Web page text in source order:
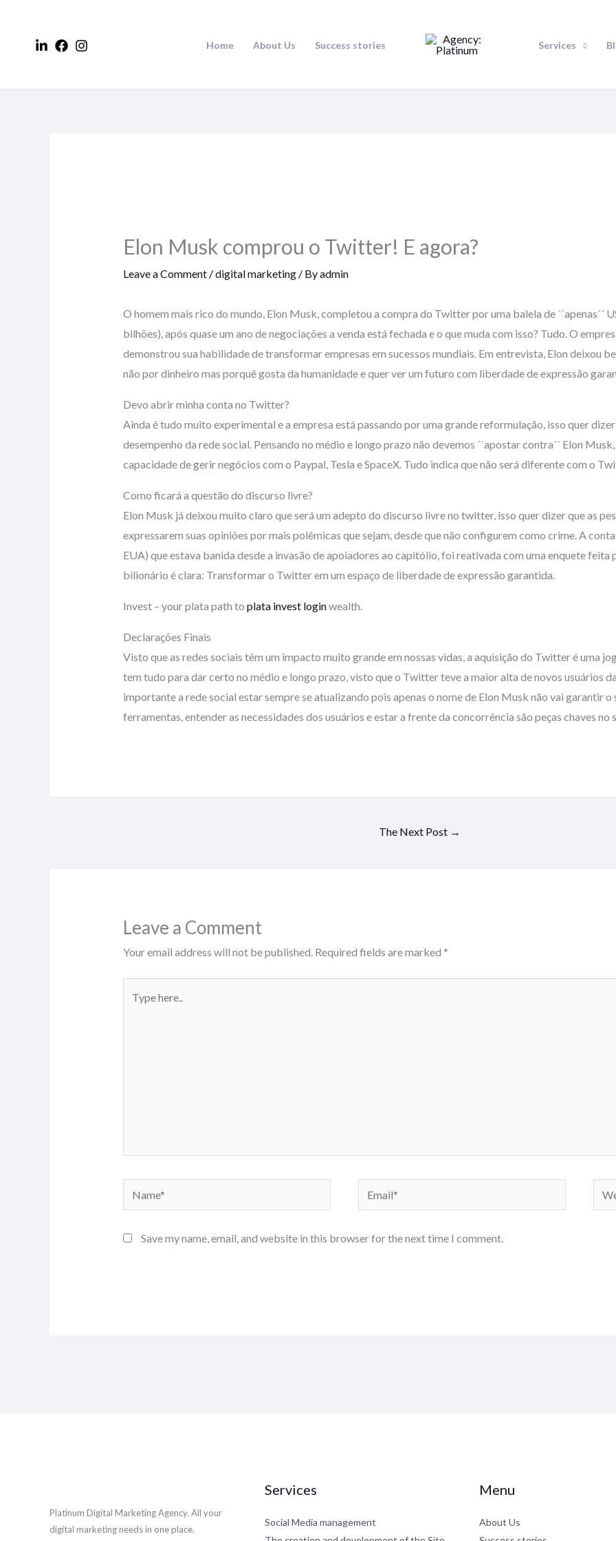
Home About Us Success stories Services
Elon Musk comprou o Twitter! E agora?
Leave a Comment /digital marketing/ Byadmin
O homem mais rico do mundo, Elon Musk, completou a compra do Twitter por uma balela de ´´apenas´´
bilhões), após quase um ano de negociações a venda está fechada e o que muda com isso? Tudo. O
demonstrou sua habilidade de transformar empresas em sucessos mundiais. Em entrevista, Elon deixou
não por dinheiro mas porquê gosta da humanidade e quer ver um futuro com liberdade de expressão
Devo abrir minha conta no Twitter?
Ainda é tudo muito experimental e a empresa está passando por uma grande reformulação, isso quer
desempenho da rede social. Pensando no médio e longo prazo não devemos ´´apostar contra´´ Elon
capacidade de gerir negócios com o Paypal, Tesla e SpaceX. Tudo indica que não será diferente com o
Como ficará a questão do discurso livre?
Elon Musk já deixou muito claro que será um adepto do discurso livre no twitter, isso quer dizer que as
expressarem suas opiniões por mais polêmicas que sejam, desde que não configurem como crime. A
EUA) que estava banida desde a invasão de apoiadores ao capitólio, foi reativada com uma enquete
bilionário é clara: Transformar o Twitter em um espaço de liberdade de expressão garantida.
Invest – your plata path to plata invest loginwealth.
Declarações Finais
Visto que as redes sociais têm um impacto muito grande em nossas vidas, a aquisição do Twitter é uma
tem tudo para dar certo no médio e longo prazo, visto que o Twitter teve a maior alta de novos usuários
importante a rede social estar sempre se atualizando pois apenas o nome de Elon Musk não vai garantir
ferramentas, entender as necessidades dos usuários e estar a frente da concorrência são peças chaves no
The Next Post →
Leave a Comment
Your email address will not be published. Required fields are marked *
here..
Name* Email*
Save my name, email, and website in this browser for the next time I comment.
Platinum Digital Marketing Agency. All your
digital marketing needs in one place.
Services
Social Media management
Menu
About Us